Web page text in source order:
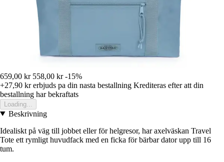
659,00 kr 558,00 kr -15%
+27,90 krerbjuds pa din nasta bestallning Krediteras efter att din
bestallning har bekraftats
Loading...
Beskrivning
Idealiskt på väg till jobbet eller för helgresor, har axelväskan Travel
Tote ett rymligt huvudfack med en ficka för bärbar dator upp till 16
tum.